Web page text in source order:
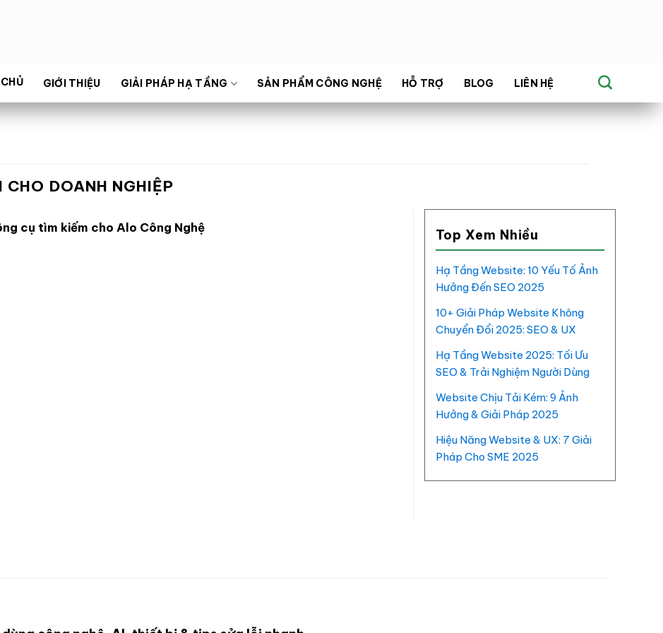
GIỚI THIỆU GIẢI PHÁP HẠ TẦNG SẢN PHẨM CÔNG NGHỆ HỖ TRỢ BLOG LIÊN HỆ
CHO DOANH NGHIỆP
cụ tìm kiếm cho Alo Công Nghệ Top Xem Nhiều
Hạ Tầng Website: 10 Yếu Tố Ảnh
Hưởng Đến SEO 2025
10+ Giải Pháp Website Không
Chuyển Đổi 2025: SEO & UX
Hạ Tầng Website 2025: Tối Ưu
SEO & Trải Nghiệm Người Dùng
Website Chịu Tải Kém: 9 Ảnh
Hưởng & Giải Pháp 2025
Hiệu Năng Website & UX: 7 Giải
Pháp Cho SME 2025